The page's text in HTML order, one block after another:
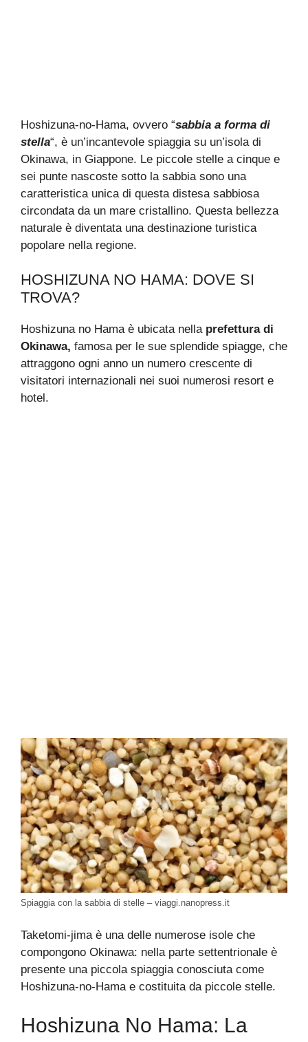
Hoshizuna-no-Hama, ovvero “sabbia a forma di
stella“, è un’incantevole spiaggia su un’isola di
Okinawa, in Giappone. Le piccole stelle a cinque e
sei punte nascoste sotto la sabbia sono una
caratteristica unica di questa distesa sabbiosa
circondata da un mare cristallino. Questa bellezza
naturale è diventata una destinazione turistica
popolare nella regione.
HOSHIZUNA NO HAMA: DOVE SI
TROVA?
Hoshizuna no Hama è ubicata nella prefettura di
Okinawa, famosa per le sue splendide spiagge, che
attraggono ogni anno un numero crescente di
visitatori internazionali nei suoi numerosi resort e
hotel.
Spiaggia con la sabbia di stelle – viaggi.nanopress.it
Taketomi-jima è una delle numerose isole che
compongono Okinawa: nella parte settentrionale è
presente una piccola spiaggia conosciuta come
Hoshizuna-no-Hama e costituita da piccole stelle.
Hoshizuna No Hama: La